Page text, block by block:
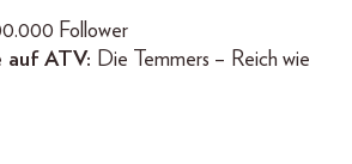
Follower
auf ATV: Die Temmers – Reich wie